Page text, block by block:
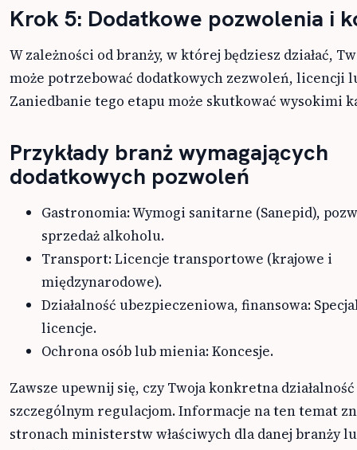
Krok 5: Dodatkowe pozwolenia i
W zależności od branży, w której będziesz działać,
może potrzebować dodatkowych zezwoleń, licencji
Zaniedbanie tego etapu może skutkować wysokimi
Przykłady branż wymagających
dodatkowych pozwoleń
Gastronomia: Wymogi sanitarne (Sanepid),
sprzedaż alkoholu.
Transport: Licencje transportowe (krajowe i
międzynarodowe).
Działalność ubezpieczeniowa, finansowa:
licencje.
Ochrona osób lub mienia: Koncesje.
Zawsze upewnij się, czy Twoja konkretna
szczególnym regulacjom. Informacje na ten temat
stronach ministerstw właściwych dla danej branży